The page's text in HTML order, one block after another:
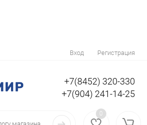
Вход Регистрация
+7(8452) 320-330
+7(904) 241-14-25
0